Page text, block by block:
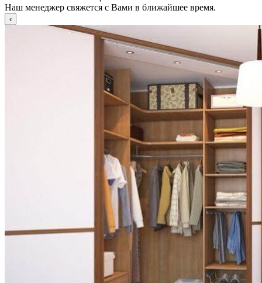
Наш менеджер свяжется с Вами в ближайшее время.